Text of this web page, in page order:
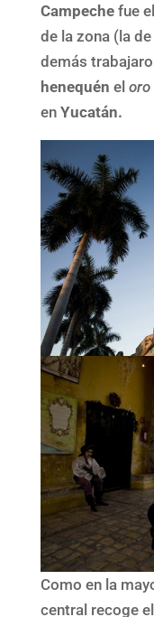
Campechefue el
de la zona (la
demás
henequén el oro
en Yucatán.
Como en la
central recoge